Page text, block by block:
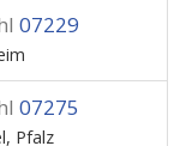
07229
07275
Pfalz